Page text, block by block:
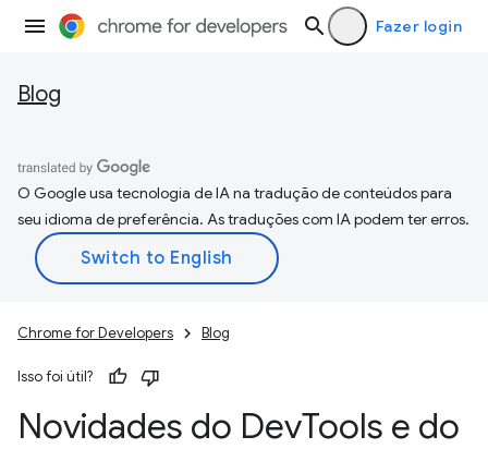
Fazer login
Blog
O Google usa tecnologia de IA na tradução de conteúdos para
seu idioma de preferência. As traduções com IA podem ter erros.
Chrome for Developers Blog
Isso foi útil?
Novidades do DevTools e do